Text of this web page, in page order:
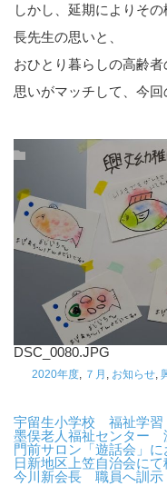
しかし、延期によりそ
長先生の思いと、
おひとり暮らしの高齢
思いがマッチして、今
DSC_0080.JPG
2020年度 ７月 お知らせ
宇留生小学校 福祉学
墨俣老人福祉センター
門前サロン「遊話会」
日新地区上笠自治会に
今川新会長 職員へ訓示